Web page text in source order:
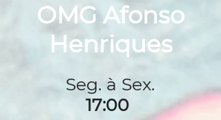
OMG Afonso
Henriques
Seg. à Sex.
17:00